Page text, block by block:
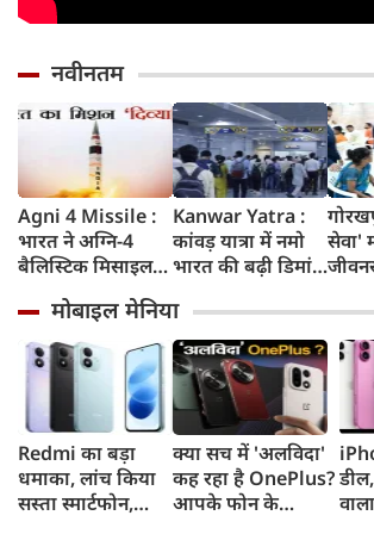
नवीनतम
Agni 4 Missile :
भारत ने अग्नि-4
बैलिस्टिक मिसाइल
किया, 4,000 KM
तक मारक क्षमता
Kanwar Yatra :
कांवड़ यात्रा में नमो
भारत की बढ़ी डिमांड,
कई स्टेशनों पर 50%
तक बढ़ी यात्रियों की
संख्या
सेवा'
मोबाइल मेनिया
Redmi का बड़ा
धमाका, लांच किया
सस्ता स्मार्टफोन,
क्या सच में 'अलविदा'
कह रहा है OnePlus?
आपके फोन के